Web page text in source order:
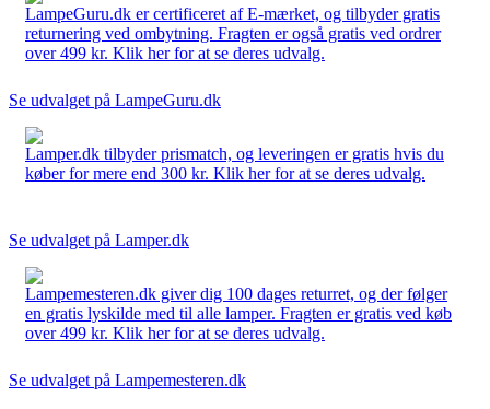
LampeGuru.dk er certificeret af E-mærket, og tilbyder gratis
returnering ved ombytning. Fragten er også gratis ved ordrer
over 499 kr. Klik her for at se deres udvalg.
Se udvalget på LampeGuru.dk
Lamper.dk tilbyder prismatch, og leveringen er gratis hvis du
køber for mere end 300 kr. Klik her for at se deres udvalg.
Se udvalget på Lamper.dk
Lampemesteren.dk giver dig 100 dages returret, og der følger
en gratis lyskilde med til alle lamper. Fragten er gratis ved køb
over 499 kr. Klik her for at se deres udvalg.
Se udvalget på Lampemesteren.dk